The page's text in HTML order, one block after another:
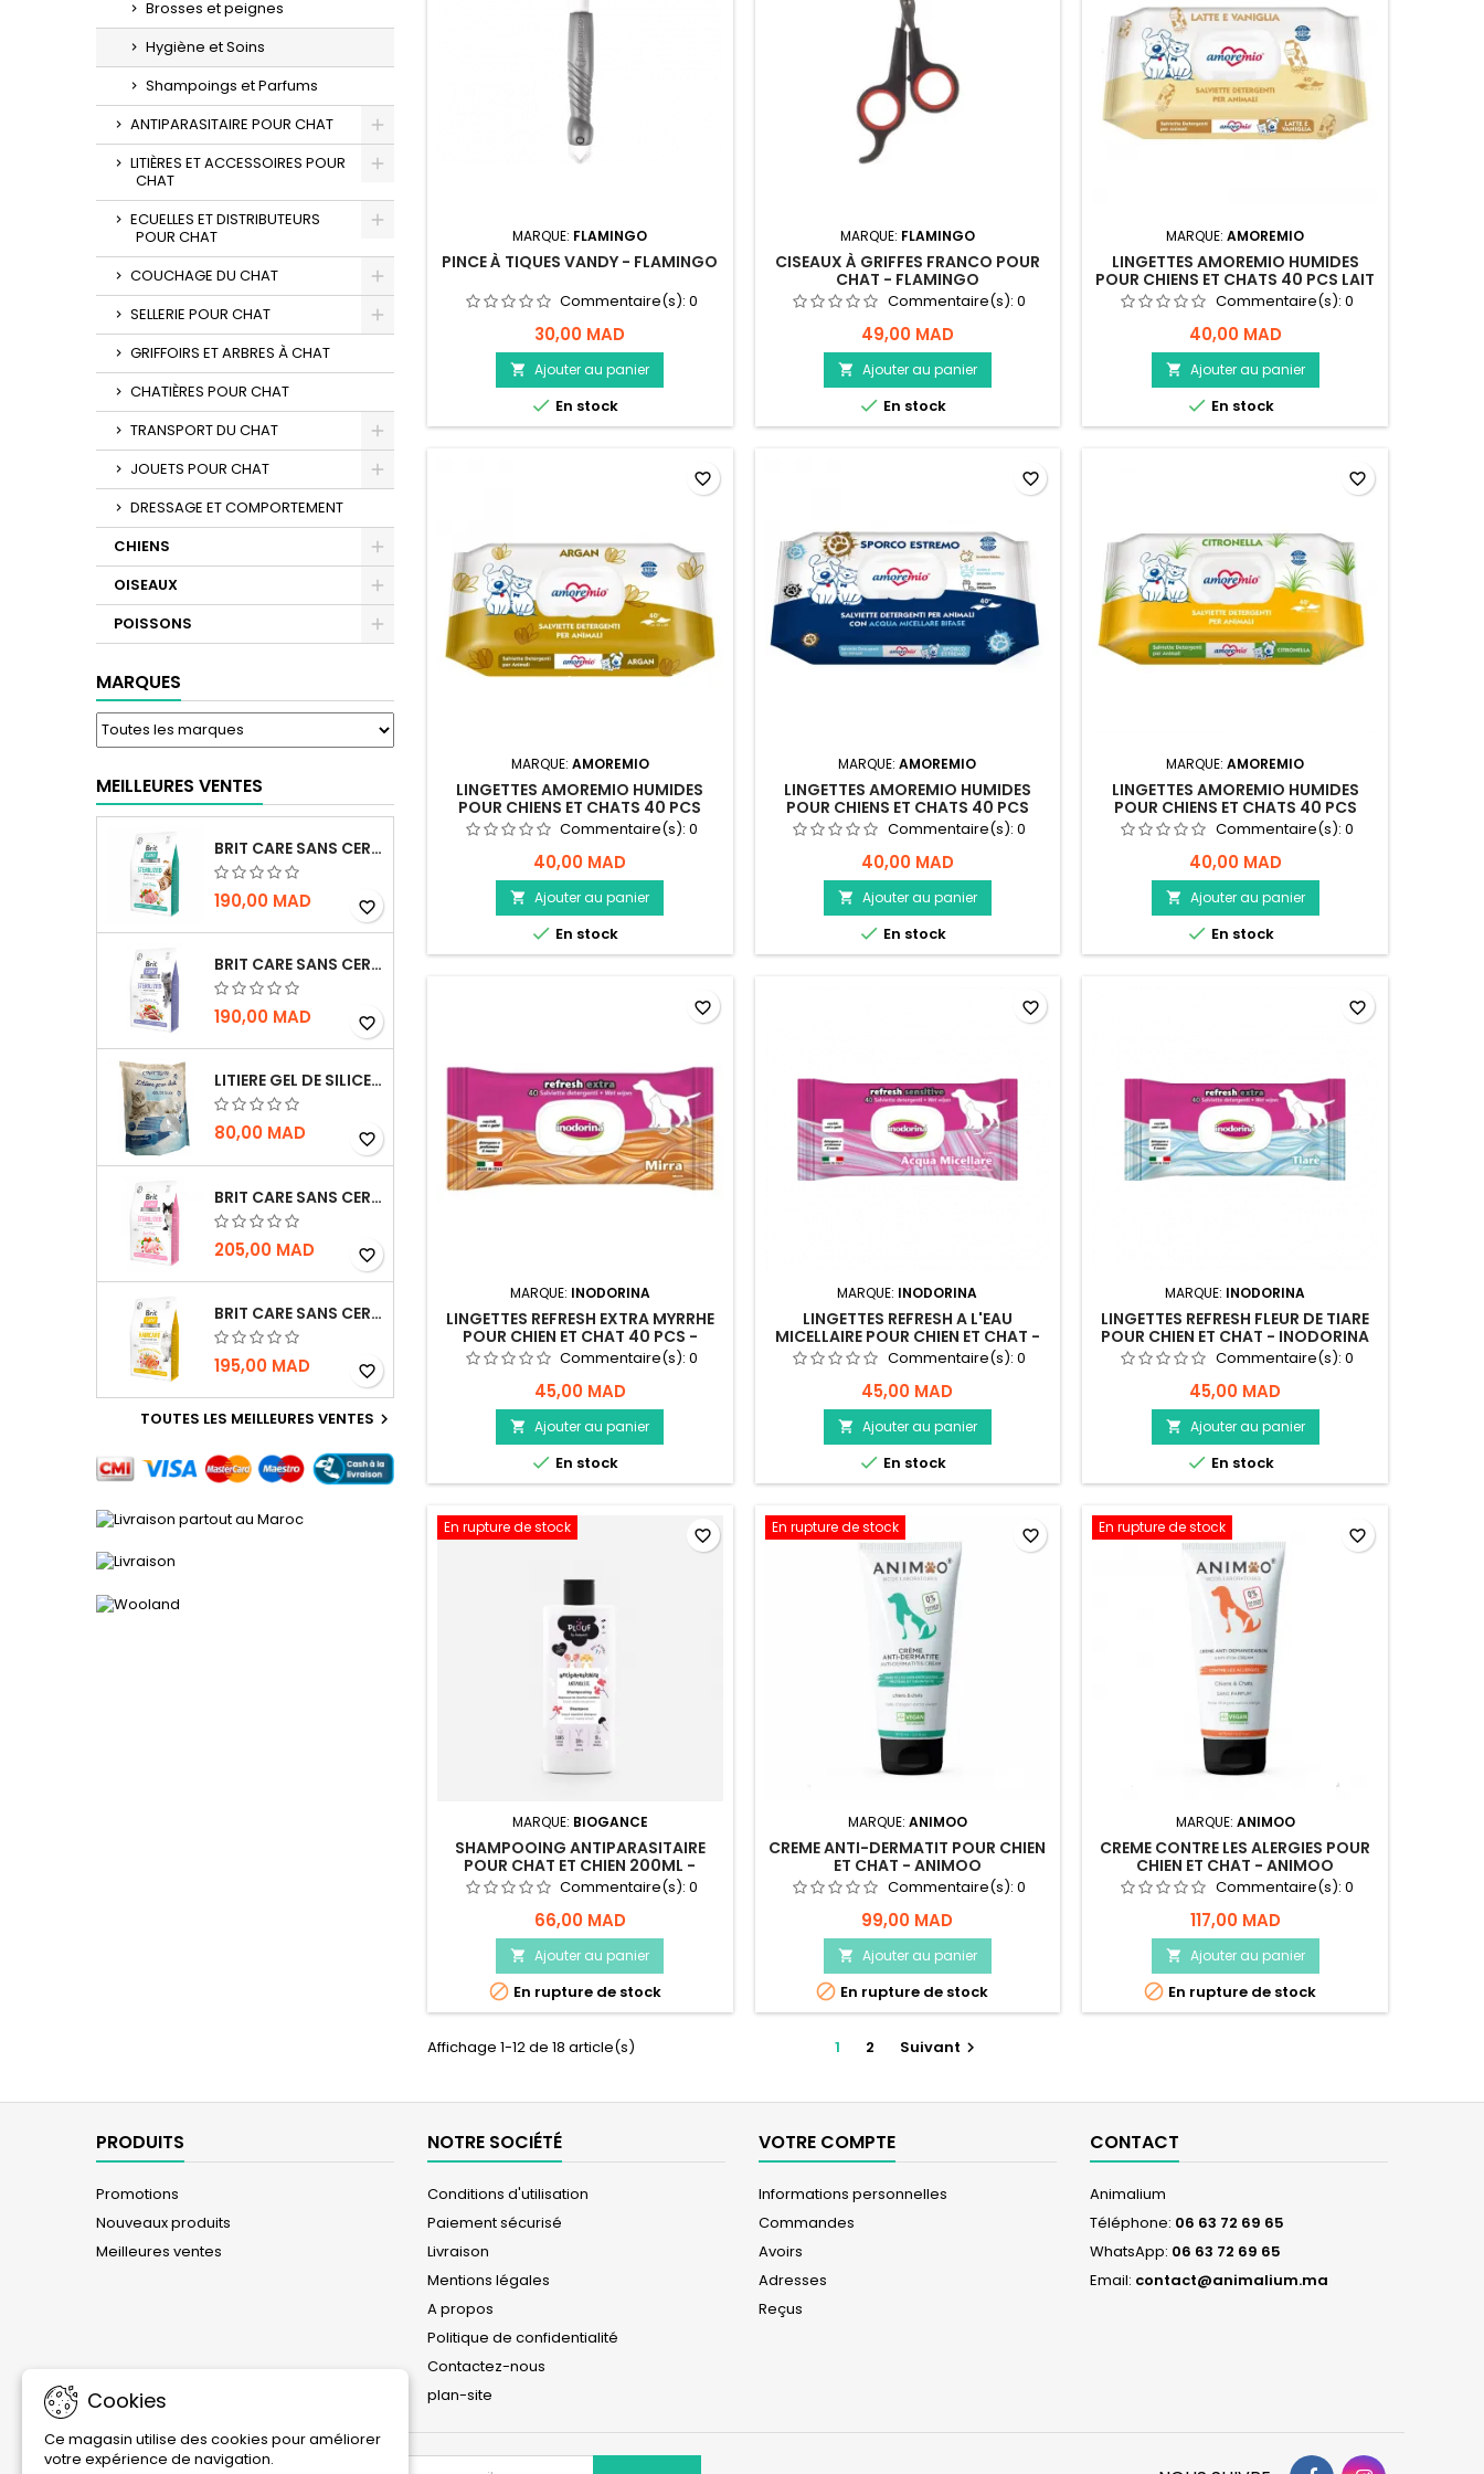
Brosses et peignes
Hygiène et Soins
Shampoings et Parfums
ANTIPARASITAIRE POUR CHAT
LITIÈRES ET ACCESSOIRES POUR
CHAT
ECUELLES ET DISTRIBUTEURS
POUR CHAT
COUCHAGE DU CHAT
SELLERIE POUR CHAT
GRIFFOIRS ET ARBRES À CHAT
CHATIÈRES POUR CHAT
TRANSPORT DU CHAT
JOUETS POUR CHAT
DRESSAGE ET COMPORTEMENT
CHIENS
OISEAUX
POISSONS
MARQUES
MEILLEURES VENTES
BRIT CARE SANS CEREALES STERILIZED URINARY HEALTH - CHAT
190,00 MAD favorite_border
BRIT CARE SANS CEREALES STERILIZED WEIGHT CONTROL - CHAT - 2KG
190,00 MAD favorite_border
LITIERE GEL DE SILICE - PARFUM OCEAN - CHAT BOTE - 3.8L
80,00 MAD favorite_border
BRIT CARE SANS CEREALES STERILIZED SENSITIVE - CHAT - 2KG
205,00 MAD favorite_border
BRIT CARE SANS CEREALES HAIRCARE HEALTHY AND SHINY COAT - POUR CHAT - 2KG
195,00 MAD favorite_border
TOUTES LES MEILLEURES VENTES 
MARQUE: FLAMINGO
PINCE À TIQUES VANDY - FLAMINGO
Commentaire(s):0
30,00 MAD
 Ajouter au panier
 En stock
MARQUE: FLAMINGO
CISEAUX À GRIFFES FRANCO POUR
CHAT - FLAMINGO
Commentaire(s): 0
49,00 MAD
 Ajouter au panier
 En stock
MARQUE:AMOREMIO
LINGETTES AMOREMIO HUMIDES
POUR CHIENS ET CHATS 40 PCS LAIT
ET VANILLE
Commentaire(s): 0
40,00 MAD
 Ajouter au panier
 En stock
MARQUE: AMOREMIO
LINGETTES AMOREMIO HUMIDES
POUR CHIENS ET CHATS 40 PCS
ARGAN
Commentaire(s):0
40,00 MAD
 Ajouter au panier
 En stock
favorite_border
MARQUE:AMOREMIO
LINGETTES AMOREMIO HUMIDES
POUR CHIENS ET CHATS 40 PCS
SPORCO
Commentaire(s): 0
40,00 MAD
 Ajouter au panier
 En stock
favorite_border
MARQUE:AMOREMIO
LINGETTES AMOREMIO HUMIDES
POUR CHIENS ET CHATS 40 PCS
CITRONNELLE
Commentaire(s): 0
40,00 MAD
 Ajouter au panier
 En stock
favorite_border
MARQUE: INODORINA
LINGETTES REFRESH EXTRA MYRRHE
POUR CHIEN ET CHAT 40 PCS -
INODORINA
Commentaire(s):0
45,00 MAD
 Ajouter au panier
 En stock
favorite_border
MARQUE: INODORINA
LINGETTES REFRESH A L'EAU
MICELLAIRE POUR CHIEN ET CHAT -
INODORINA
Commentaire(s): 0
45,00 MAD
 Ajouter au panier
 En stock
favorite_border
MARQUE: INODORINA
LINGETTES REFRESH FLEUR DE TIARE
POUR CHIEN ET CHAT - INODORINA
Commentaire(s): 0
45,00 MAD
 Ajouter au panier
 En stock
favorite_border
En rupture de stock
MARQUE: BIOGANCE
SHAMPOOING ANTIPARASITAIRE
POUR CHAT ET CHIEN 200ML -
PLOUF
Commentaire(s):0
66,00 MAD
 Ajouter au panier
 En rupture de stock
favorite_border En rupture de stock
MARQUE: ANIMOO
CREME ANTI-DERMATIT POUR CHIEN
ET CHAT - ANIMOO
Commentaire(s): 0
99,00 MAD
 Ajouter au panier
 En rupture de stock
favorite_border En rupture de stock
MARQUE: ANIMOO
CREME CONTRE LES ALERGIES POUR
CHIEN ET CHAT - ANIMOO
Commentaire(s): 0
117,00 MAD
 Ajouter au panier
 En rupture de stock
favorite_border
Affichage 1-12 de 18 article(s) 1 2 Suivant 
PRODUITS
Promotions
Nouveaux produits
Meilleures ventes
NOTRE SOCIÉTÉ
Conditions d'utilisation
Paiement sécurisé
Livraison
Mentions légales
A propos
Politique de confidentialité
Contactez-nous
plan-site
VOTRE COMPTE
Informations personnelles
Commandes
Avoirs
Adresses
Reçus
CONTACT
Animalium
Téléphone: 06 63 72 69 65
WhatsApp: 06 63 72 69 65
Email: contact@animalium.ma
Cookies
Ce magasin utilise des cookies pour améliorer
votre expérience de navigation.